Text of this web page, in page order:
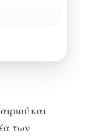
και
των